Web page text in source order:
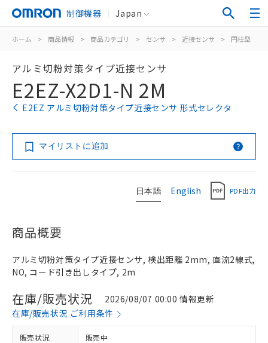
制御機器 Japan
ホーム > 商品情報 > 商品カテゴリ > センサ > 近接センサ > 円柱型
アルミ切粉対策タイプ近接センサ
E2EZ-X2D1-N 2M
E2EZ アルミ切粉対策タイプ近接センサ 形式セレクタ
マイリストに追加
日本語 English PDF出力
商品概要
アルミ切粉対策タイプ近接センサ, 検出距離 2mm, 直流2線式,
NO, コード引き出しタイプ, 2m
在庫/販売状況
2026/08/07 00:00 情報更新
在庫/販売状況 ご利用条件
販売状況 販売中